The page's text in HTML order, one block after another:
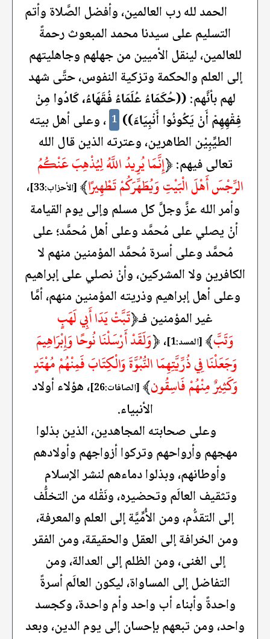
الحمد لله رب العالمين، وأفضل الصَّلاة وأتم
التسليم على سيدنا محمد المبعوث رحمةً
للعالمين، لينقل الأميين من جهلهم وجاهليتهم
إلى العلم والحكمة وتزكية النفوس، حتَّى شهد
لهم بأنَّهم:((حُكَمَاءُ عُلَمَاءُ فُقَهَاءُ، كَادُوا مِنْ
فِقْهِهِمْ أَنْ يَكُونُوا أَنْبِيَاءَ)) 1 ، وعلى أهل بيته
الطيِّبِيْن الطاهرين، وعترته الذين قال الله
تعالى فيهم:﴿إِنَّمَا يُرِيدُ اللَّهُ لِيُذْهِبَ عَنْكُمُ
الرِّجْسَ أَهْلَ الْبَيْتِ وَيُطَهِّرَكُمْ تَطْهِيرًا﴾ [الأحزاب:33]
،
وأمر الله عزَّ وجلَّ كل مسلم وإلى يوم القيامة
أنْ يصلي على مُحمَّد وعلى أهل مُحمَّد؛ على
مُحمَّد وعلى أسرة مُحمَّد المؤمنين منهم لا
الكافرين ولا المشركين، وأنْ نصلي على إبراهيم
وعلى أهل إبراهيم وذريته المؤمنين منهم، أمَّا
غير المؤمنين فـ﴿تَبَّتْ يَدَا أَبِي لَهَبٍ
وَتَبَّ﴾ [المسد:1] ،﴿وَلَقَدْ أَرْسَلْنَا نُوحًا وَإِبْرَاهِيمَ
وَجَعَلْنَا فِي ذُرِّيَّتِهِمَا النُّبُوَّةَ وَالْكِتَابَ فَمِنْهُمْ مُهْتَدٍ
وَكَثِيرٌ مِنْهُمْ فَاسِقُون﴾ [الصافات:26]
، هؤلاء أولاد
الأنبياء.
وعلى صحابته المجاهدين، الذين بذلوا
مهجهم وأرواحهم وتركوا أزواجهم وأولادهم
وأوطانهم، وبذلوا دماءهم لنشر الإسلام
وتثقيف العالَم وتحضيره، ونَقْله من التخلُّف
إلى التقدُّم، ومن الأُمِّيَّة إلى العلم والمعرفة،
ومن الخرافة إلى العقل والحقيقة، ومن الفقر
إلى الغنى، ومن الظلم إلى العدالة، ومن
التفاضل إلى المساواة، ليكون العالَم أسرةً
واحدةً وأبناء أب واحد وأم واحدة، وكجسد
واحد، ومن تبعهم بإحسان إلى يوم الدين، وبعد